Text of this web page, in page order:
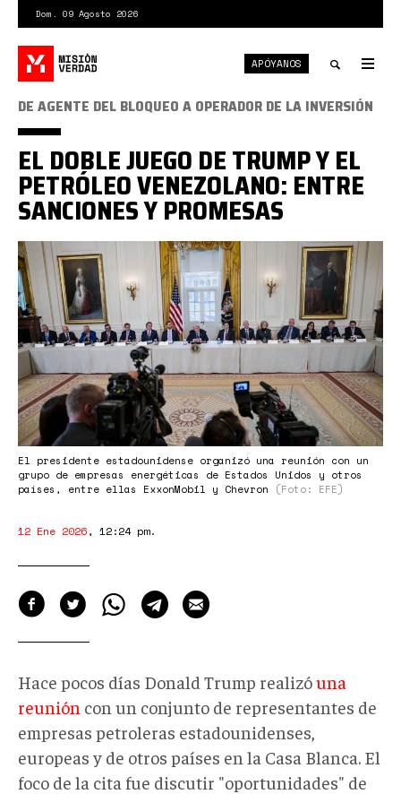
contenido
principal
Dom. 09 Agosto 2026
Toggle
APÓYANOS
Trump
petroleras.jpg
El presidente estadounidense organizó una reunión con un
grupo de empresas energéticas de Estados Unidos y otros
países, entre ellas ExxonMobil y Chevron
(Foto: EFE)
DE AGENTE DEL BLOQUEO A OPERADOR DE LA INVERSIÓN
EL DOBLE JUEGO DE TRUMP Y EL
PETRÓLEO VENEZOLANO: ENTRE
SANCIONES Y PROMESAS
12 Ene 2026, 12:24 pm.
Hace pocos días Donald Trump realizóuna
reunión con un conjunto de representantes de
empresas petroleras estadounidenses,
europeas y de otros países en la Casa Blanca. El
foco de la cita fue discutir "oportunidades" de